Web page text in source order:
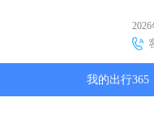
2026
我的出行365